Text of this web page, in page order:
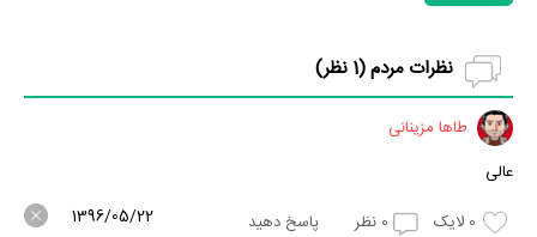
نظرات مردم (1 نظر)
طاها مزینانی
عالی
0 لایک 0 نظر پاسخ دهید 1396/05/22